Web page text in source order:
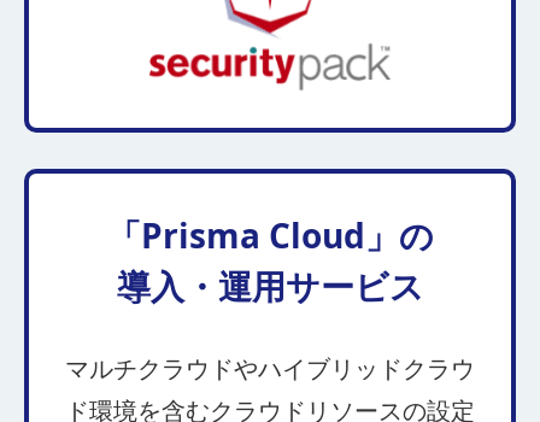
「Prisma Cloud」の
導入・運用サービス
マルチクラウドやハイブリッドクラウ
ド環境を含むクラウドリソースの設定